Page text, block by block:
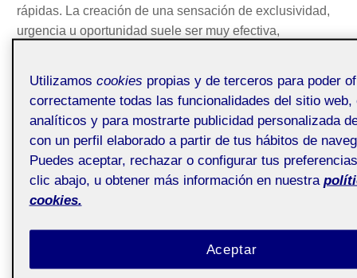
rápidas. La creación de una sensación de exclusividad,
urgencia u oportunidad suele ser muy efectiva,
La temporada navideña es un momento en el que la
lo que la comunicación que incorpora estos valores a sus
campañas publicitarias no solo crea una conexión
emocional, sino que también refuerza la imagen
corporativa. De este modo, además, las marcas tienen la
oportunidad de contribuir a la formación de recuerdos a
través de anuncios que perduran en la memoria de las
personas. Estos, asociados al producto, pueden influir
positivamente en la fidelización de su público a lo largo
Utilizamos cookies propias y de terceros para poder
correctamente todas las funcionalidades del sitio web,
analíticos y para mostrarte publicidad personalizada
con un perfil elaborado a partir de tus hábitos de
Puedes aceptar, rechazar o configurar tus
clic abajo, u obtener más información en nuestra
cookies.
Aceptar